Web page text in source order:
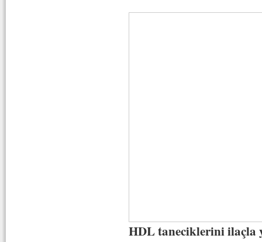
HDL taneciklerini ilaçla